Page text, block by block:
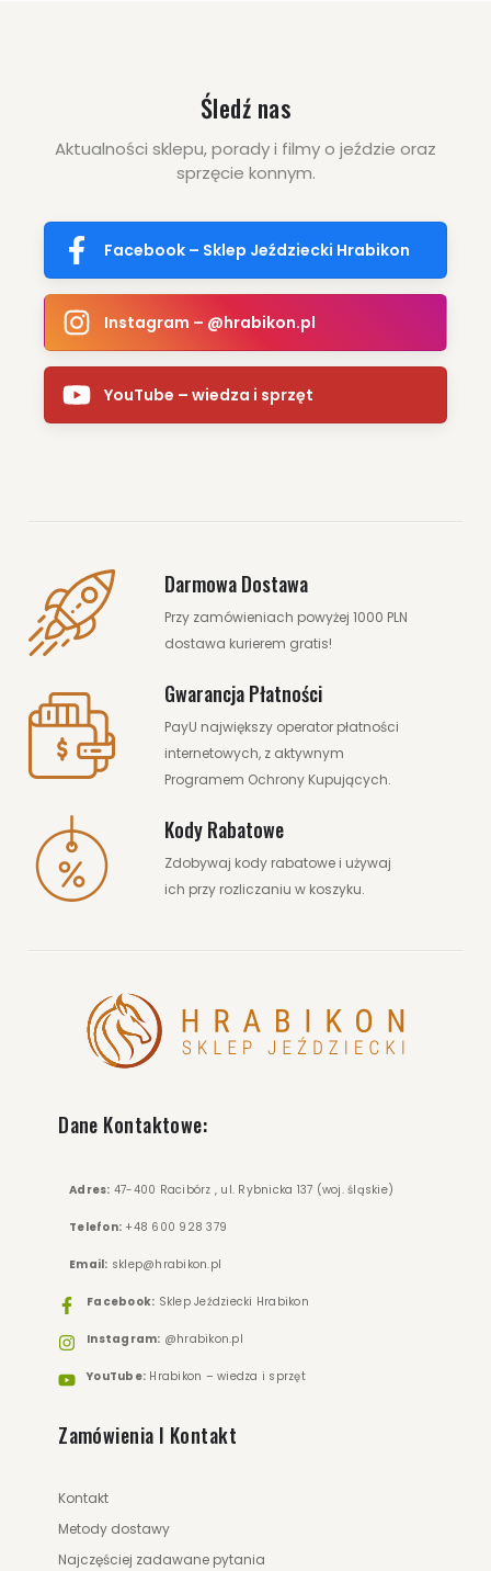
Śledź nas
Aktualności sklepu, porady i filmy o jeździe oraz
sprzęcie konnym.
Facebook – Sklep Jeździecki Hrabikon
Instagram – @hrabikon.pl
YouTube – wiedza i sprzęt
Darmowa Dostawa
Przy zamówieniach powyżej 1000 PLN
dostawa kurierem gratis!
Gwarancja Płatności
PayU największy operator płatności
internetowych, z aktywnym
Programem Ochrony Kupujących.
Kody Rabatowe
Zdobywaj kody rabatowe i używaj
ich przy rozliczaniu w koszyku.
Dane Kontaktowe:
Adres: 47-400 Racibórz , ul. Rybnicka 137 (woj. śląskie)
Telefon: +48 600 928 379
Email: sklep@hrabikon.pl
Facebook: Sklep Jeździecki Hrabikon
Instagram: @hrabikon.pl
YouTube: Hrabikon – wiedza i sprzęt
Zamówienia I Kontakt
Kontakt
Metody dostawy
Najczęściej zadawane pytania